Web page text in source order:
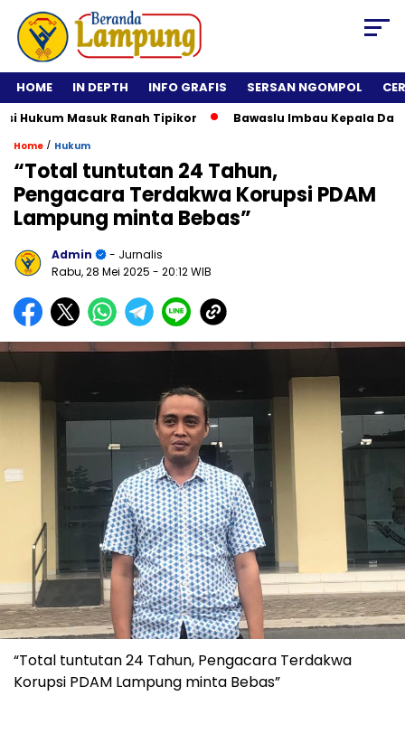
HOME IN DEPTH INFO GRAFIS SERSAN NGOMPOL
Masuk Ranah Tipikor Bawaslu Imbau Kepala Daerah
Home / Hukum
“Total tuntutan 24 Tahun,
Pengacara Terdakwa Korupsi PDAM
Lampung minta Bebas”
Admin
- Jurnalis
Rabu, 28 Mei 2025 - 20:12 WIB
“Total tuntutan 24 Tahun, Pengacara Terdakwa
Korupsi PDAM Lampung minta Bebas”